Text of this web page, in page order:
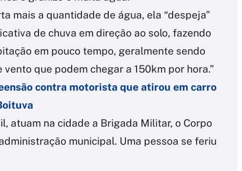
mais a quantidade de água, ela “despeja”
de chuva em direção ao solo, fazendo
em pouco tempo, geralmente sendo
que podem chegar a 150km por hora.”
contra motorista que atirou em carro
atuam na cidade a Brigada Militar, o Corpo
municipal. Uma pessoa se feriu